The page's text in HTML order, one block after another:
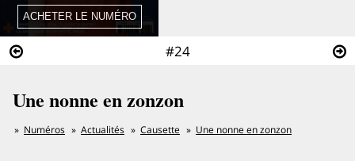
#24
Une nonne en zonzon
Numéros Actualités Causette Une nonne en zonzon